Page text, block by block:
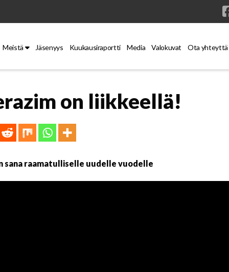
Meistä Jäsenyys Kuukausiraportti Media Valokuvat Ota yhteyttä
on liikkeellä!
sana raamatulliselle uudelle vuodelle